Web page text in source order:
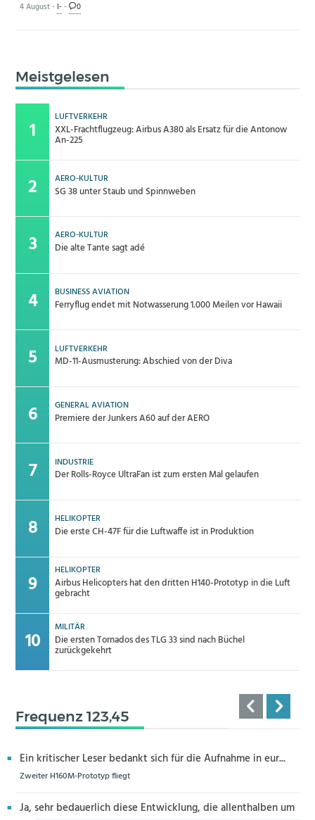
4 August - I-- 0
Meistgelesen
LUFTVERKEHR
XXL-Frachtflugzeug: Airbus A380 als Ersatz für die Antonow
An-225
AERO-KULTUR
SG 38 unter Staub und Spinnweben
AERO-KULTUR
Die alte Tante sagt adé
BUSINESS AVIATION
Ferryflug endet mit Notwasserung 1.000 Meilen vor Hawaii
LUFTVERKEHR
MD-11-Ausmusterung: Abschied von der Diva
GENERAL AVIATION
Premiere der Junkers A60 auf der AERO
INDUSTRIE
Der Rolls-Royce UltraFan ist zum ersten Mal gelaufen
HELIKOPTER
Die erste CH-47F für die Luftwaffe ist in Produktion
HELIKOPTER
Airbus Helicopters hat den dritten H140-Prototyp in die Luft
gebracht
MILITÄR
Die ersten Tornados des TLG 33 sind nach Büchel
zurückgekehrt
Frequenz 123,45
Ein kritischer Leser bedankt sich für die Aufnahme in eur...
Zweiter H160M-Prototyp fliegt
Ja, sehr bedauerlich diese Entwicklung, die allenthalben um